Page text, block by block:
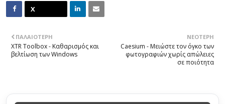
ΝΕΌΤΕΡΗ
Caesium - Μειώστε τον όγκο των
φωτογραφιών χωρίς απώλειες
σε ποιότητα
ΠΑΛΑΙΌΤΕΡΗ
XTR Toolbox - Καθαρισμός και
βελτίωση των Windows